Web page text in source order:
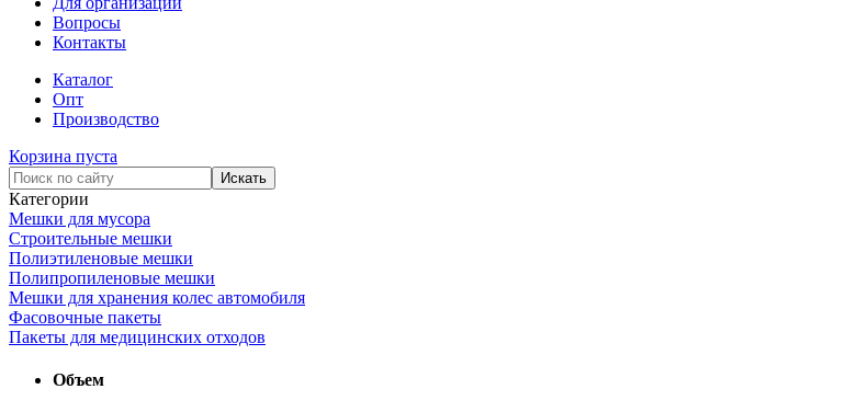
Вопросы
Контакты
Каталог
Опт
Производство
Корзина пуста
Категории
Мешки для мусора
Строительные мешки
Полиэтиленовые мешки
Полипропиленовые мешки
Мешки для хранения колес автомобиля
Фасовочные пакеты
Пакеты для медицинских отходов
Объем